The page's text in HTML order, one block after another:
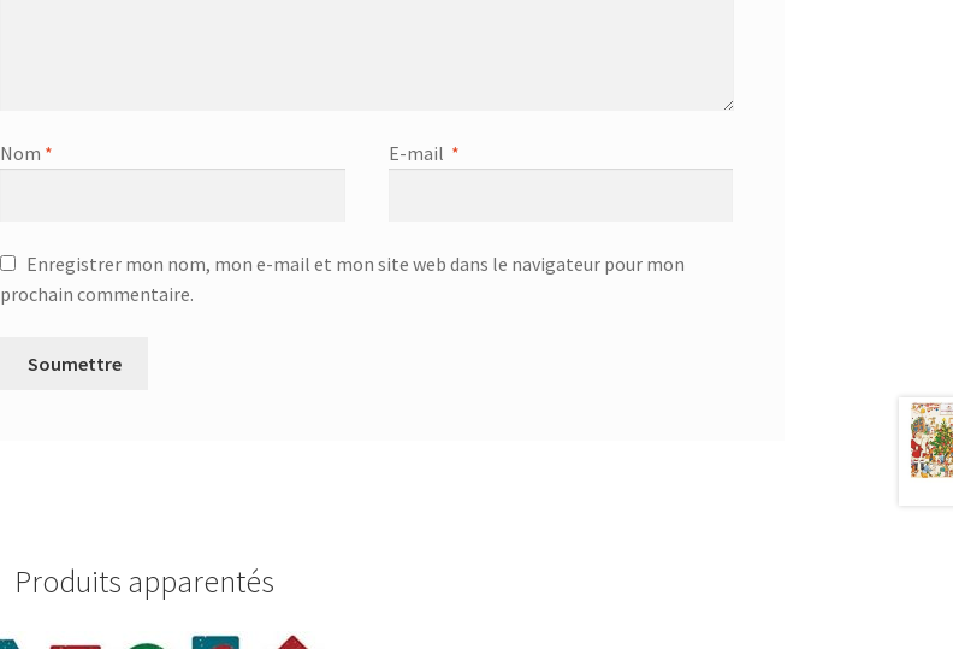
Nom * E-mail *
Enregistrer mon nom, mon e-mail et mon site web dans le navigateur pour mon
prochain commentaire.
Produits apparentés